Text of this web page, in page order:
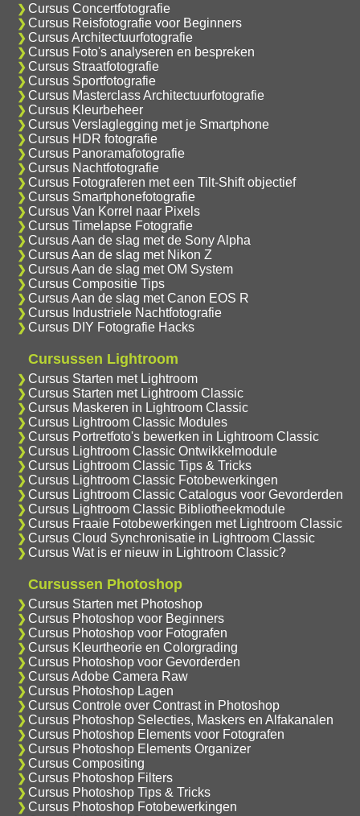
Cursus Concertfotografie
Cursus Reisfotografie voor Beginners
Cursus Architectuurfotografie
Cursus Foto's analyseren en bespreken
Cursus Straatfotografie
Cursus Sportfotografie
Cursus Masterclass Architectuurfotografie
Cursus Kleurbeheer
Cursus Verslaglegging met je Smartphone
Cursus HDR fotografie
Cursus Panoramafotografie
Cursus Nachtfotografie
Cursus Fotograferen met een Tilt-Shift objectief
Cursus Smartphonefotografie
Cursus Van Korrel naar Pixels
Cursus Timelapse Fotografie
Cursus Aan de slag met de Sony Alpha
Cursus Aan de slag met Nikon Z
Cursus Aan de slag met OM System
Cursus Compositie Tips
Cursus Aan de slag met Canon EOS R
Cursus Industriele Nachtfotografie
Cursus DIY Fotografie Hacks
Cursussen Lightroom
Cursus Starten met Lightroom
Cursus Starten met Lightroom Classic
Cursus Maskeren in Lightroom Classic
Cursus Lightroom Classic Modules
Cursus Portretfoto's bewerken in Lightroom Classic
Cursus Lightroom Classic Ontwikkelmodule
Cursus Lightroom Classic Tips & Tricks
Cursus Lightroom Classic Fotobewerkingen
Cursus Lightroom Classic Catalogus voor Gevorderden
Cursus Lightroom Classic Bibliotheekmodule
Cursus Fraaie Fotobewerkingen met Lightroom Classic
Cursus Cloud Synchronisatie in Lightroom Classic
Cursus Wat is er nieuw in Lightroom Classic?
Cursussen Photoshop
Cursus Starten met Photoshop
Cursus Photoshop voor Beginners
Cursus Photoshop voor Fotografen
Cursus Kleurtheorie en Colorgrading
Cursus Photoshop voor Gevorderden
Cursus Adobe Camera Raw
Cursus Photoshop Lagen
Cursus Controle over Contrast in Photoshop
Cursus Photoshop Selecties, Maskers en Alfakanalen
Cursus Photoshop Elements voor Fotografen
Cursus Photoshop Elements Organizer
Cursus Compositing
Cursus Photoshop Filters
Cursus Photoshop Tips & Tricks
Cursus Photoshop Fotobewerkingen